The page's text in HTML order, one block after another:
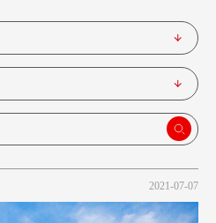
2021-07-07